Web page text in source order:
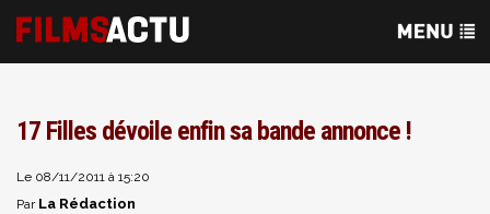
17 Filles dévoile enfin sa bande annonce !
Le 08/11/2011 à 15:20
Par La Rédaction